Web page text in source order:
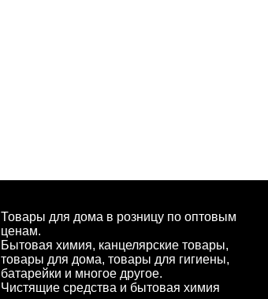
Товары для дома в розницу по оптовым
ценам.
Бытовая химия, канцелярские товары,
товары для дома, товары для гигиены,
батарейки и многое другое.
Чистящие средства и бытовая химия